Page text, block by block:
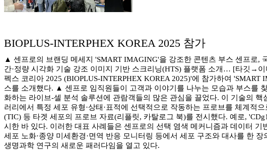
BIOPLUS-INTERPHEX KOREA 2025 참가
▲ 센프로의 브랜딩 메세지 'SMART IMAGING'을 강조한 콘텐츠 부스 센프로,
간·정량 시각화 기술 강조 이미지 기반 스크리닝(HTS) 플랫폼 소개… [타깃→
펙스 코리아 2025 (BIOPLUS-INTERPHEX KOREA 2025)'에 참가하여
스를 소개했다. ▲ 센프로 임직원들이 고객과 이야기를 나누는 모습과 부스를
화하는 라이브-셀 분석 솔루션에 관람객들의 많은 관심을 끌었다. 이 기술의
러리에서 특정 세포 유형·상태·표적에 선택적으로 작동하는 프로브를 체계적
(TIC) 등 타겟 세포의 프로브 자료(리플릿, 카탈로그 북)를 전시했다. 예로,
시한 바 있다. 이러한 대표 사례들은 센프로의 선택 염색 메커니즘과 데이터
세포 노화·종양 미세환경·면역 반응 모니터링 등에서 세포 구조와 대사를 한
생명과학 연구의 새로운 패러다임을 열고 있다.